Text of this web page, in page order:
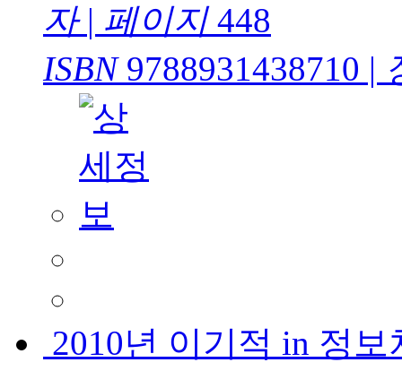
자 | 페이지448
ISBN9788931438710 |
2010년 이기적 in 정